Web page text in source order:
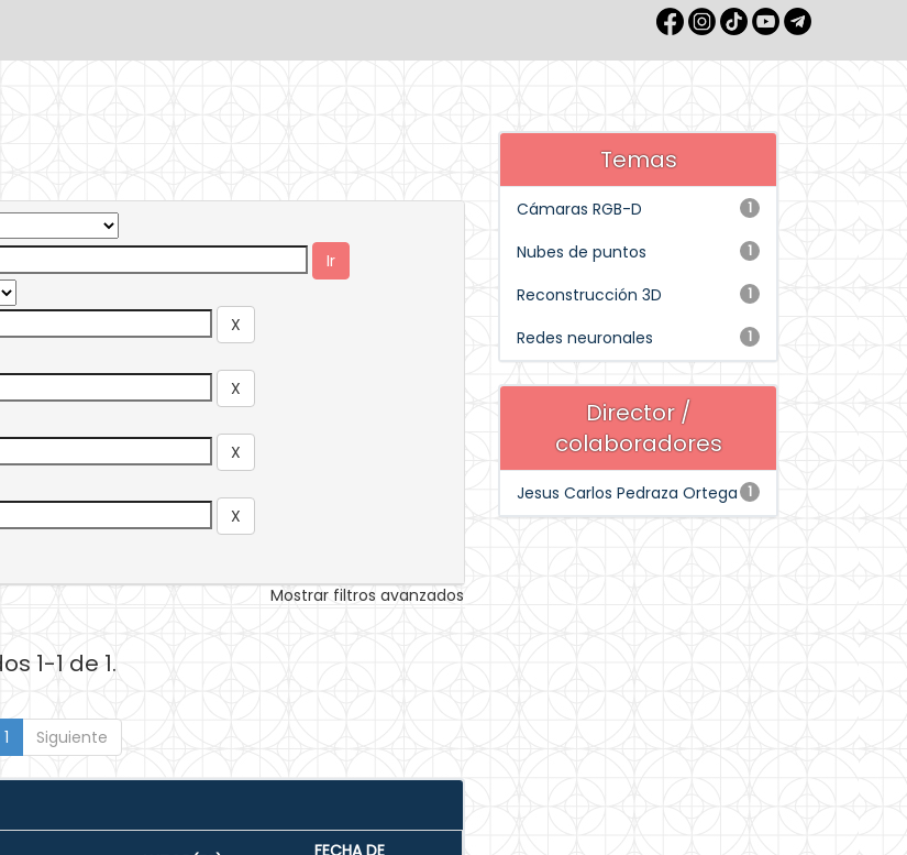
Mostrar filtros avanzados
1-1 de 1.
1 Siguiente
FECHA DE
Temas
1
Cámaras RGB-D
1
Nubes de puntos
1
Reconstrucción 3D
1
Redes neuronales
Director /
colaboradores
1
Jesus Carlos Pedraza Ortega